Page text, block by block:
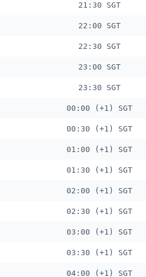
21:30 SGT
22:00 SGT
22:30 SGT
23:00 SGT
23:30 SGT
00:00 (+1) SGT
00:30 (+1) SGT
01:00 (+1) SGT
01:30 (+1) SGT
02:00 (+1) SGT
02:30 (+1) SGT
03:00 (+1) SGT
03:30 (+1) SGT
04:00 (+1) SGT